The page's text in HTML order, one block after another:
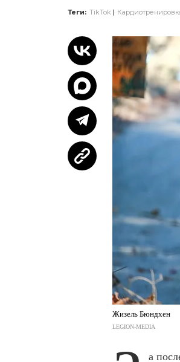
Теги: TikTok
Жизель Бюндхен
LEGION-MEDIA
а